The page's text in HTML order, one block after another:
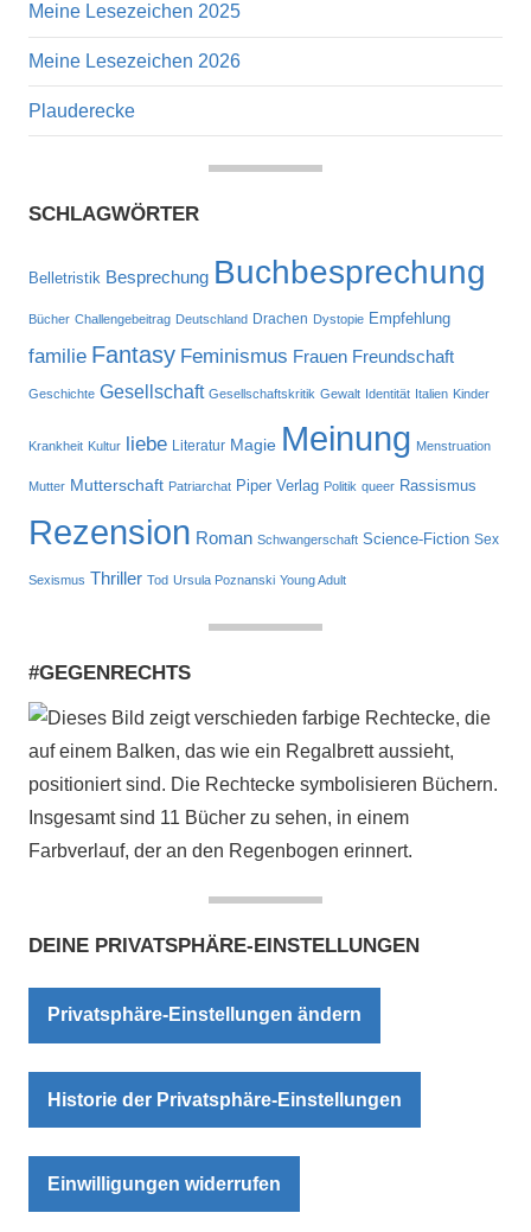
Meine Lesezeichen 2025
Meine Lesezeichen 2026
Plauderecke
SCHLAGWÖRTER
Belletristik Besprechung Buchbesprechung
Bücher Challengebeitrag Deutschland Drachen Dystopie Empfehlung
familie Fantasy Feminismus Frauen Freundschaft
Geschichte Gesellschaft Gesellschaftskritik Gewalt Identität Italien Kinder
Krankheit Kultur liebe Literatur Magie Meinung Menstruation
Mutter Mutterschaft Patriarchat Piper Verlag Politik queer Rassismus
Rezension Roman Schwangerschaft Science-Fiction Sex
Sexismus Thriller Tod Ursula Poznanski Young Adult
#GEGENRECHTS
DEINE PRIVATSPHÄRE-EINSTELLUNGEN
Privatsphäre-Einstellungen ändern
Historie der Privatsphäre-Einstellungen
Einwilligungen widerrufen